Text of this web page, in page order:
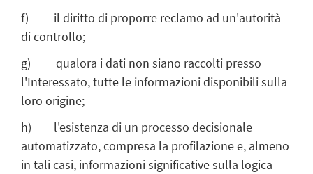
f) il diritto di proporre reclamo ad un'autorità
di controllo;
g) qualora i dati non siano raccolti presso
l'Interessato, tutte le informazioni disponibili sulla
loro origine;
h) l'esistenza di un processo decisionale
automatizzato, compresa la profilazione e, almeno
in tali casi, informazioni significative sulla logica